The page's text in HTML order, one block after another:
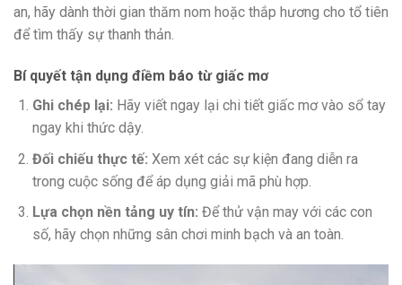
an, hãy dành thời gian thăm nom hoặc thắp hương cho tổ tiên
để tìm thấy sự thanh thản.
Bí quyết tận dụng điềm báo từ giấc mơ
Ghi chép lại: Hãy viết ngay lại chi tiết giấc mơ vào sổ tay
ngay khi thức dậy.
Đối chiếu thực tế: Xem xét các sự kiện đang diễn ra
trong cuộc sống để áp dụng giải mã phù hợp.
Lựa chọn nền tảng uy tín: Để thử vận may với các con
số, hãy chọn những sân chơi minh bạch và an toàn.